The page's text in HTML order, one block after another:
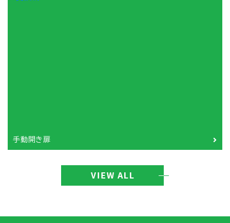
手動開き扉